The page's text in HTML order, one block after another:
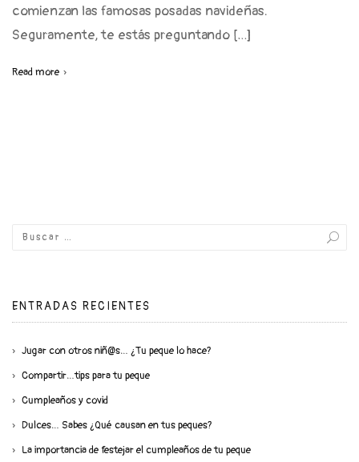
comienzan las famosas posadas navideñas.
Seguramente, te estás preguntando […]
Read more
ENTRADAS RECIENTES
Jugar con otros niñ@s… ¿Tu peque lo hace?
Compartir…tips para tu peque
Cumpleaños y covid
Dulces… Sabes ¿Qué causan en tus peques?
La importancia de festejar el cumpleaños de tu peque